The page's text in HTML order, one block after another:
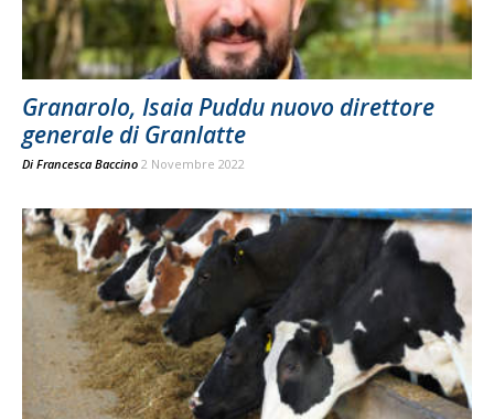
Granarolo, Isaia Puddu nuovo direttore
generale di Granlatte
Di Francesca Baccino 2 Novembre 2022